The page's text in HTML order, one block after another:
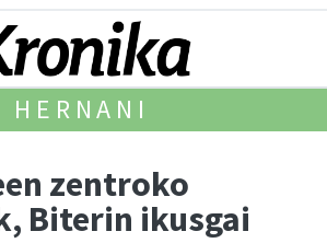
HERNANI
zentroko
Biterin ikusgai